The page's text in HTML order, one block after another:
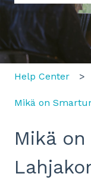
Ehdotuksia ei
Help Center
Mikä on
Mikä